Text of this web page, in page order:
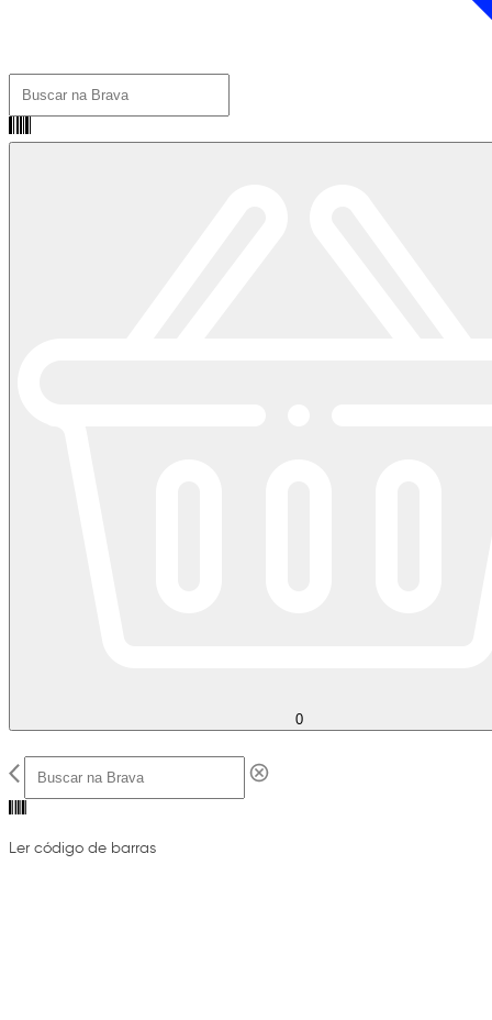
0
Ler código de barras